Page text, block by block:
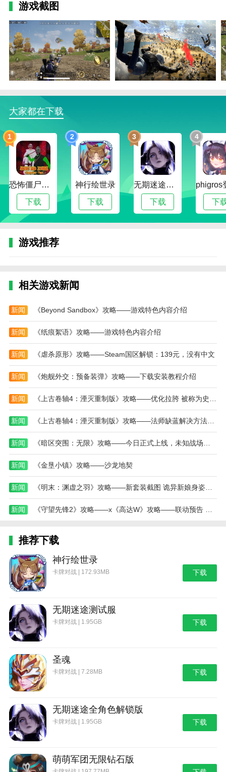
漠据点等，战斗环境多样且策略性强。
战地射击连队游戏内容
1、玩家将组建专属的战地连队，招募并培养多种
兵种，打造最强战斗阵容；
2、通过战役和多人对战不断提升技能，解锁更高
3、战场上需要灵活运用掩体和地形，结合队友协
同作战，击败敌方势力；
4、游戏内设有丰富的成就系统和赛季奖励，激励
玩家持续挑战极限。
战地射击连队游戏优势
1、【多兵种战略配合，玩法丰富多样】玩家可自
由搭配突击兵、狙击手、医疗兵等多种兵种，丰富的战
术组合带来无穷变化；
2、【真实枪械手感，战斗体验极致】先进物理引
擎模拟弹道和后坐力，配合逼真音效，枪战感受震撼真
全球玩家，实时竞技，享受高水平的团队射击对决；
境和天气变化，地图动态影响战术，增强游戏策略深
度。
战地射击连队游戏测评
战地射击连队游戏是一款高度还原真实战场环境的
第一人称射击手游，结合了紧张刺激的枪战体验与团队
战术配合。游戏画面细腻，操作流畅，枪械射击手感极
佳，战场环境丰富多变，考验玩家的策略布局与反应能
力。无论是单人突击还是团队合作，都能感受到极强的
代入感和挑战性。丰富的兵种与装备系统使得每场战斗
都充满变化与策略，适合喜欢射击与团队竞技的玩家。
快来组建你的战地连队，体验最真实的战场枪战吧。
本站为您提供战地射击连队的 手机游戏 ，欢迎大
家记住本站网址，本站是您下载安卓手游app最好的网
站！
游戏截图
大家都在下载
1
恐怖僵尸奶奶2
下载
2
神行绘世录
下载
3
无期迷途全角色解锁版
下载
4
下
游戏推荐
相关游戏新闻
新闻 《Beyond Sandbox》攻略——游戏特色内容介绍
新闻 《纸痕絮语》攻略——游戏特色内容介绍
新闻 《虐杀原形》攻略——Steam国区解锁：139元，没有中文
新闻 《炮舰外交：预备装弹》攻略——下载安装教程介绍
新闻
新闻 《上古卷轴4：湮灭重制版》攻略——法师缺蓝解决方法分享
新闻
新闻 《金垦小镇》攻略——沙龙地契
新闻 《明末：渊虚之羽》攻略——新套装截图 诡异新娘身姿傲人
新闻
推荐下载
神行绘世录
卡牌对战 | 172.93MB 下载
无期迷途测试服
卡牌对战 | 1.95GB 下载
圣魂
卡牌对战 | 7.28MB 下载
无期迷途全角色解锁版
卡牌对战 | 1.95GB 下载
萌萌军团无限钻石版